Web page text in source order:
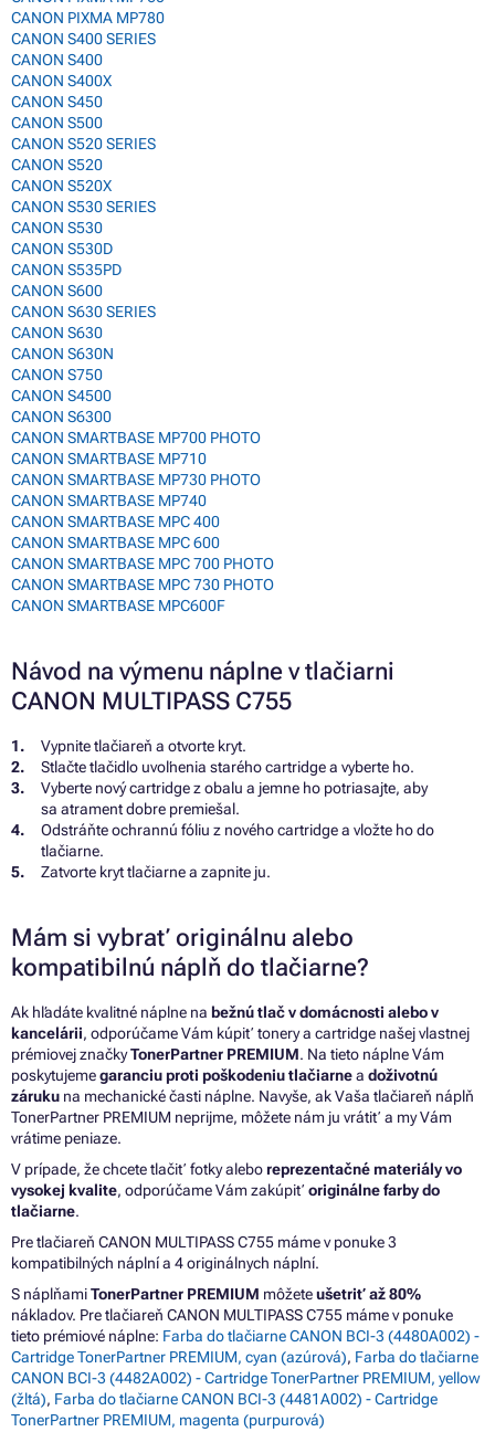
CANON PIXMA MP780
CANON S400 SERIES
CANON S400
CANON S400X
CANON S450
CANON S500
CANON S520 SERIES
CANON S520
CANON S520X
CANON S530 SERIES
CANON S530
CANON S530D
CANON S535PD
CANON S600
CANON S630 SERIES
CANON S630
CANON S630N
CANON S750
CANON S4500
CANON S6300
CANON SMARTBASE MP700 PHOTO
CANON SMARTBASE MP710
CANON SMARTBASE MP730 PHOTO
CANON SMARTBASE MP740
CANON SMARTBASE MPC 400
CANON SMARTBASE MPC 600
CANON SMARTBASE MPC 700 PHOTO
CANON SMARTBASE MPC 730 PHOTO
CANON SMARTBASE MPC600F
Návod na výmenu náplne v tlačiarni
CANON MULTIPASS C755
Vypnite tlačiareň a otvorte kryt.
Stlačte tlačidlo uvoľnenia starého cartridge a vyberte ho.
Vyberte nový cartridge z obalu a jemne ho potriasajte, aby
sa atrament dobre premiešal.
Odstráňte ochrannú fóliu z nového cartridge a vložte ho do
tlačiarne.
Zatvorte kryt tlačiarne a zapnite ju.
Mám si vybrať originálnu alebo
kompatibilnú náplň do tlačiarne?
Ak hľadáte kvalitné náplne na bežnú tlač v domácnosti alebo v
kancelárii, odporúčame Vám kúpiť tonery a cartridge našej vlastnej
prémiovej značkyTonerPartner PREMIUM. Na tieto náplne Vám
poskytujemegaranciu proti poškodeniu tlačiarnea doživotnú
záruku na mechanické časti náplne. Navyše, ak Vaša tlačiareň náplň
TonerPartner PREMIUM neprijme, môžete nám ju vrátiť a my Vám
vrátime peniaze.
V prípade, že chcete tlačiť fotky aleboreprezentačné materiály vo
vysokej kvalite, odporúčame Vám zakúpiť originálne farby do
tlačiarne.
Pre tlačiareň CANON MULTIPASS C755 máme v ponuke 3
kompatibilných náplní a 4 originálnych náplní.
S náplňamiTonerPartner PREMIUM môžeteušetriť až 80%
nákladov. Pre tlačiareň CANON MULTIPASS C755 máme v ponuke
tieto prémiové náplne: Farba do tlačiarne CANON BCI-3 (4480A002) -
Cartridge TonerPartner PREMIUM, cyan (azúrová), Farba do tlačiarne
CANON BCI-3 (4482A002) - Cartridge TonerPartner PREMIUM, yellow
(žltá), Farba do tlačiarne CANON BCI-3 (4481A002) - Cartridge
TonerPartner PREMIUM, magenta (purpurová)